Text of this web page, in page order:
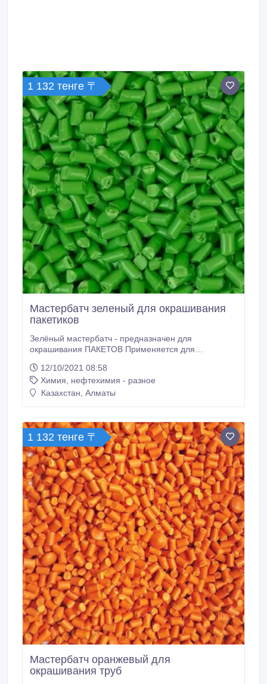
1 132 тенге 〒
Мастербатч зеленый для окрашивания
пакетиков
Зелёный мастербатч - предназначен для
окрашивания ПАКЕТОВ Применяется для
экструзии. Цветные суперконцентраты категории
«эксперт» превосходно распределяются в
полимере, обладают высокой яркостью и плотной
излучению и атмосферным воздействиям.
12/10/2021 08:58
Химия, нефтехимия - разное
Казахстан, Алматы
1 132 тенге 〒
Мастербатч оранжевый для
окрашивания труб